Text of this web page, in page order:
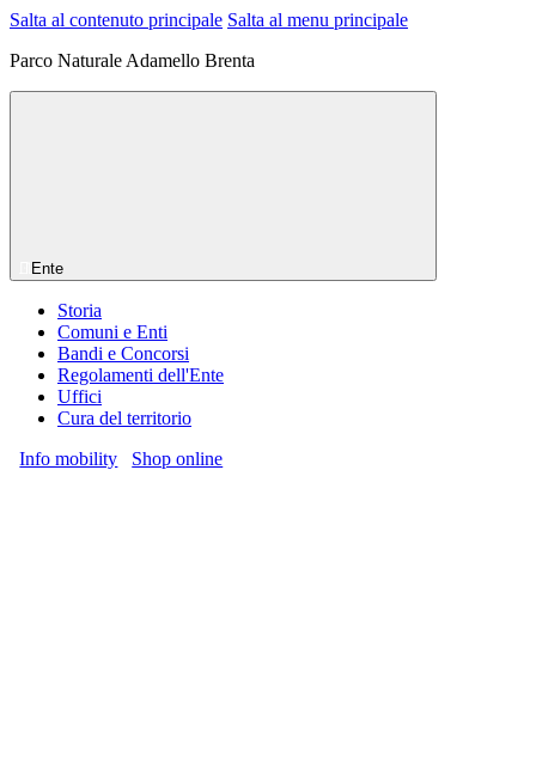
Salta al contenuto principale Salta al menu principale
Parco Naturale Adamello Brenta
Ente
Storia
Comuni e Enti
Bandi e Concorsi
Regolamenti dell'Ente
Uffici
Cura del territorio
Info mobility
Shop online